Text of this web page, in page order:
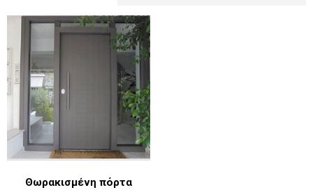
Θωρακισμένη πόρτα